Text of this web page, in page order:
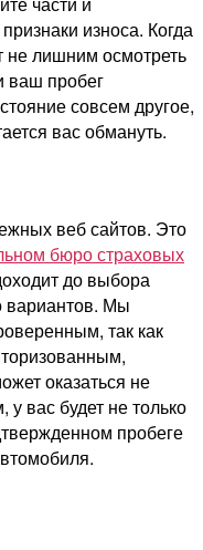
износа. Когда
не лишним осмотреть
ваш пробег
совсем другое,
вас обмануть.
веб сайтов. Это
бюро страховых
до выбора
вариантов. Мы
так как
оказаться не
вас будет не только
пробеге